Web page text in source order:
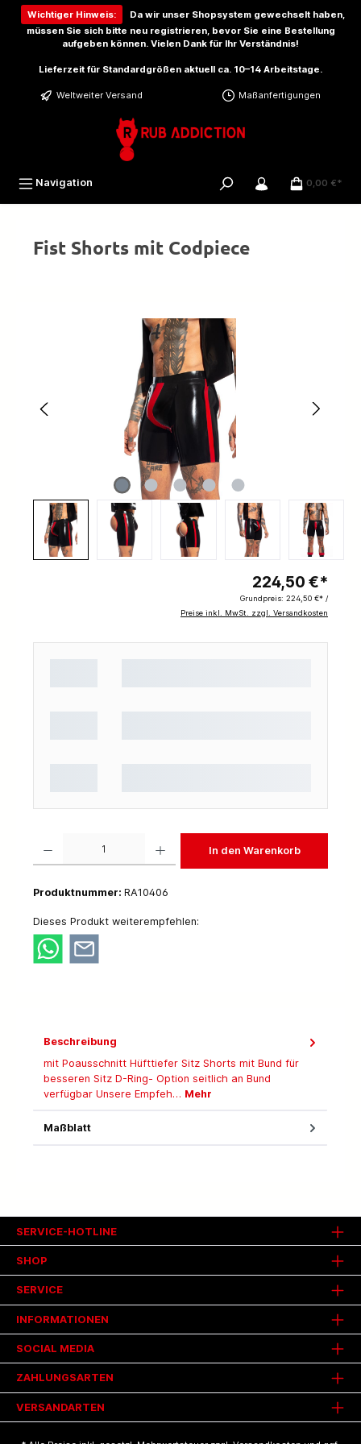
springen
Wichtiger Hinweis:
Da wir unser Shopsystem gewechselt haben,
müssen Sie sich bitte neu registrieren, bevor Sie eine Bestellung
aufgeben können. Vielen Dank für Ihr Verständnis!
Lieferzeit für Standardgrößen aktuell ca. 10–14 Arbeitstage.
Weltweiter Versand Maßanfertigungen
Navigation 0,00 €*
Fist Shorts mit Codpiece
224,50 €*
Grundpreis: 224,50 €* /
Preise inkl. MwSt. zzgl. Versandkosten
In den Warenkorb
Produktnummer: RA10406
Dieses Produkt weiterempfehlen:
Beschreibung
mit Poausschnitt Hüfttiefer Sitz Shorts mit Bund für
besseren Sitz D-Ring- Option seitlich an Bund
verfügbar Unsere Empfeh… Mehr
Maßblatt
SHOP
SERVICE
INFORMATIONEN
SERVICE-HOTLINE
SOCIAL MEDIA
ZAHLUNGSARTEN
VERSANDARTEN